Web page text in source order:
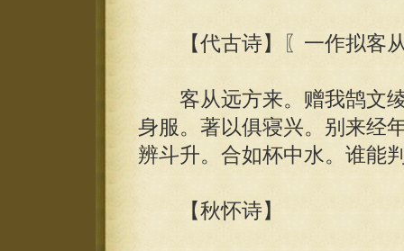
【代古诗】〖一作拟客
客从远方来。赠我鹄文绫
身服。著以俱寝兴。别来经
辨斗升。合如杯中水。谁能
【秋怀诗】